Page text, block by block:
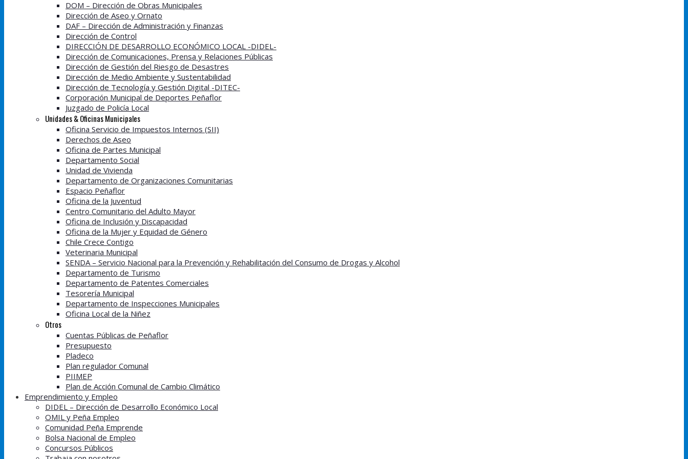
DOM – Dirección de Obras Municipales
Dirección de Aseo y Ornato
DAF – Dirección de Administración y Finanzas
Dirección de Control
DIRECCIÓN DE DESARROLLO ECONÓMICO LOCAL -DIDEL-
Dirección de Comunicaciones, Prensa y Relaciones Públicas
Dirección de Gestión del Riesgo de Desastres
Dirección de Medio Ambiente y Sustentabilidad
Dirección de Tecnología y Gestión Digital -DITEC-
Corporación Municipal de Deportes Peñaflor
Juzgado de Policía Local
Unidades & Oficinas Municipales
Oficina Servicio de Impuestos Internos (SII)
Derechos de Aseo
Oficina de Partes Municipal
Departamento Social
Unidad de Vivienda
Departamento de Organizaciones Comunitarias
Espacio Peñaflor
Oficina de la Juventud
Centro Comunitario del Adulto Mayor
Oficina de Inclusión y Discapacidad
Oficina de la Mujer y Equidad de Género
Chile Crece Contigo
Veterinaria Municipal
SENDA – Servicio Nacional para la Prevención y Rehabilitación del Consumo de Drogas y Alcohol
Departamento de Turismo
Departamento de Patentes Comerciales
Tesorería Municipal
Departamento de Inspecciones Municipales
Oficina Local de la Niñez
Otros
Cuentas Públicas de Peñaflor
Presupuesto
Pladeco
Plan regulador Comunal
PIIMEP
Plan de Acción Comunal de Cambio Climático
Emprendimiento y Empleo
DIDEL – Dirección de Desarrollo Económico Local
OMIL y Peña Empleo
Comunidad Peña Emprende
Bolsa Nacional de Empleo
Concursos Públicos